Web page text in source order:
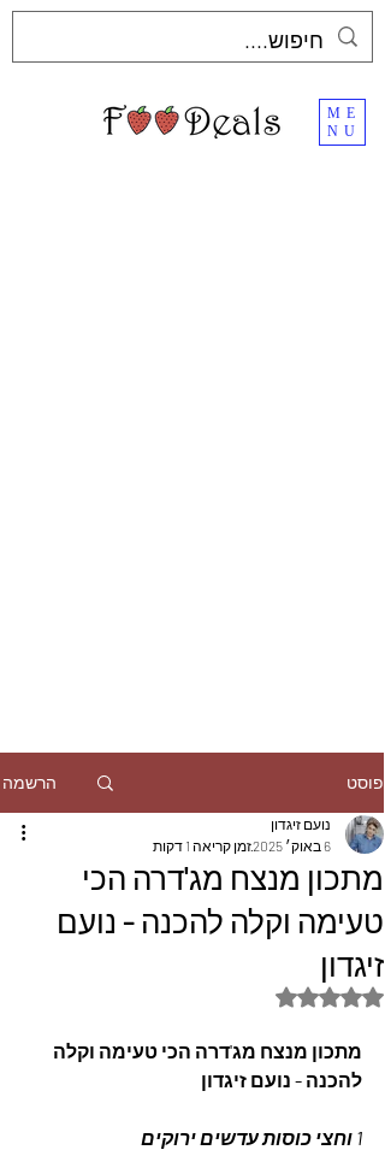
ME
NU
פוסט הרשמה
מתכון מנצח מג'דרה הכי
טעימה וקלה להכנה - נועם
זיגדון
נועם זיגדון
6 באוק׳ 2025
זמן קריאה 1 דקות
דירוג של NaN מתוך 5 כוכבים
מתכון מנצח מג'דרה הכי טעימה וקלה
להכנה - נועם זיגדון
1 וחצי כוסות עדשים ירוקים